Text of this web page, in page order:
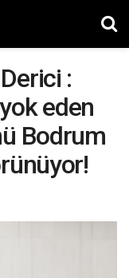
:
eden
Bodrum